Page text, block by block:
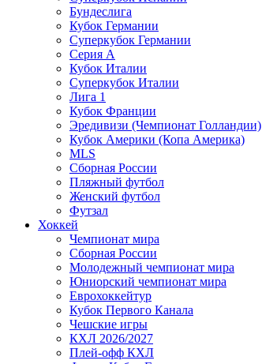
Бундеслига
Кубок Германии
Суперкубок Германии
Серия А
Кубок Италии
Суперкубок Италии
Лига 1
Кубок Франции
Эредивизи (Чемпионат Голландии)
Кубок Америки (Копа Америка)
MLS
Сборная России
Пляжный футбол
Женский футбол
Футзал
Хоккей
Чемпионат мира
Сборная России
Молодежный чемпионат мира
Юниорский чемпионат мира
Еврохоккейтур
Кубок Первого Канала
Чешские игры
КХЛ 2026/2027
Плей-офф КХЛ